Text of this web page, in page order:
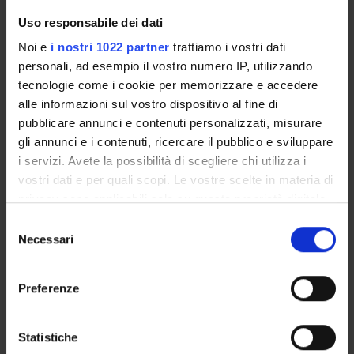
Uso responsabile dei dati
Noi e i nostri 1022 partner trattiamo i vostri dati
personali, ad esempio il vostro numero IP, utilizzando
tecnologie come i cookie per memorizzare e accedere
alle informazioni sul vostro dispositivo al fine di
pubblicare annunci e contenuti personalizzati, misurare
gli annunci e i contenuti, ricercare il pubblico e sviluppare
i servizi. Avete la possibilità di scegliere chi utilizza i
vostri dati e per quali scopi. Le vostre scelte in materia di
modificare o revocare il proprio consenso in qualsiasi
momento dalla Dichiarazione sui cookie o facendo clic
raccogliere informazioni sulla tua posizione
delNecessari
Preferenze
Statistiche
ORGANIZZAZIONE
GOVERNANCE
COMMISSIONI
UFFICI E STRUTTURE DI SERVIZIO
BIBLIOTECHE